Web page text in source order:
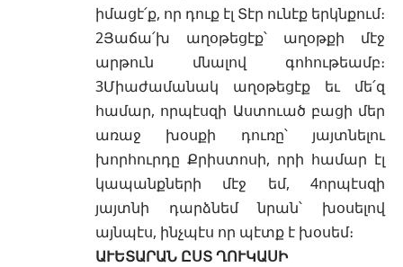
իմացէ՛ք, որ դուք էլ Տէր ունէք երկնքում։
2Յաճա՛խ աղօթեցէք՝ աղօթքի մէջ
արթուն մնալով գոհութեամբ։
3Միաժամանակ աղօթեցէք եւ մե՛զ
համար, որպէսզի Աստուած բացի մեր
առաջ խօսքի դուռը՝ յայտնելու
խորհուրդը Քրիստոսի, որի համար էլ
կապանքների մէջ եմ, 4որպէսզի
յայտնի դարձնեմ նրան՝ խօսելով
այնպէս, ինչպէս որ պէտք է խօսեմ։
ԱՒԵՏԱՐԱՆ ԸՍՏ ՂՈՒԿԱՍԻ